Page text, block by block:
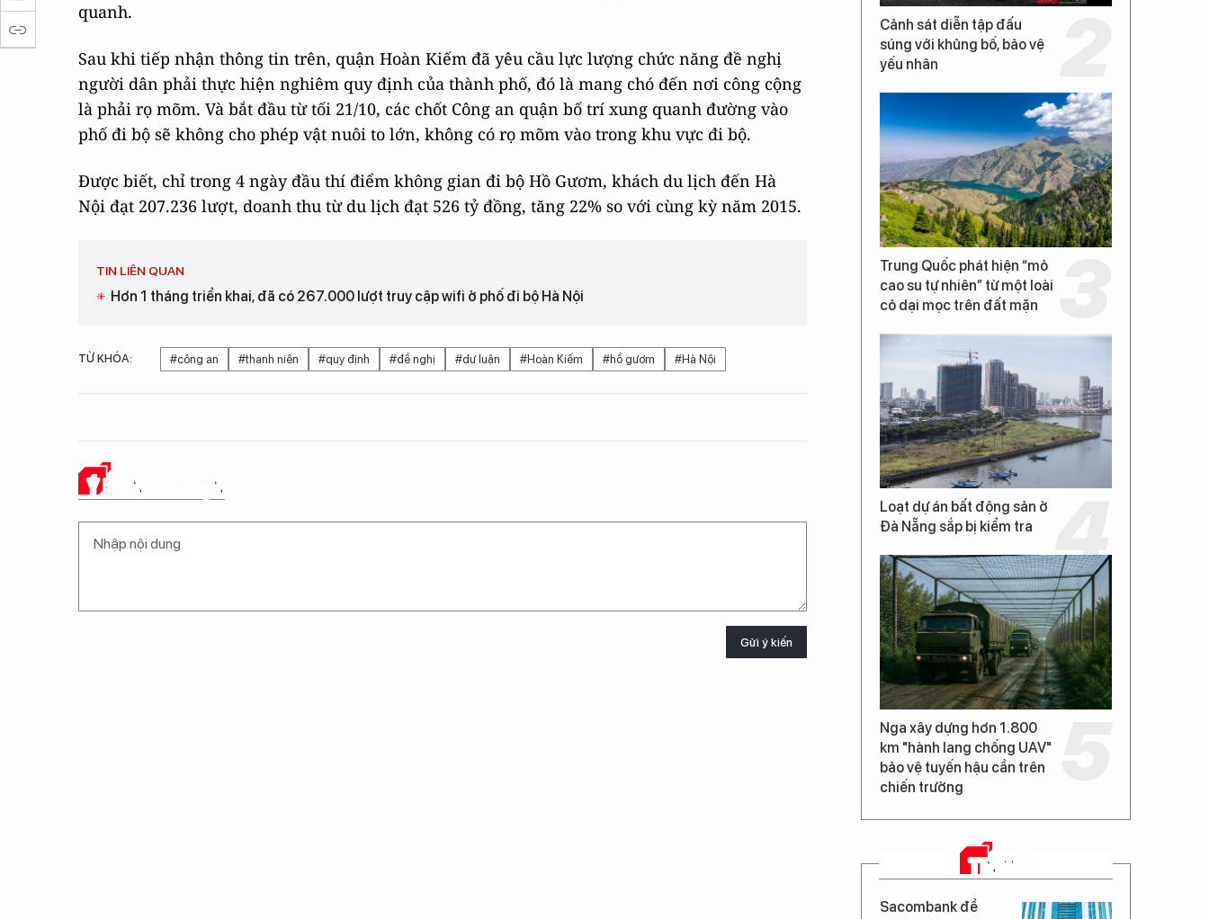
quanh.
Sau khi tiếp nhận thông tin trên, quận Hoàn Kiếm đã yêu cầu lực lượng chức năng đề nghị
người dân phải thực hiện nghiêm quy định của thành phố, đó là mang chó đến nơi công cộng
là phải rọ mõm. Và bắt đầu từ tối 21/10, các chốt Công an quận bố trí xung quanh đường vào
phố đi bộ sẽ không cho phép vật nuôi to lớn, không có rọ mõm vào trong khu vực đi bộ.
Được biết, chỉ trong 4 ngày đầu thí điểm không gian đi bộ Hồ Gươm, khách du lịch đến Hà
Nội đạt 207.236 lượt, doanh thu từ du lịch đạt 526 tỷ đồng, tăng 22% so với cùng kỳ năm 2015.
TIN LIÊN QUAN
Hơn 1 tháng triển khai, đã có 267.000 lượt truy cập wifi ở phố đi bộ Hà Nội
TỪ KHÓA: #công an #thanh niên #quy định #đề nghị #dư luận #Hoàn Kiếm #hồ gươm #Hà Nội
Ý KIẾN CỦA BẠN
Gửi ý kiến
Cảnh sát diễn tập đấu
súng với khủng bố, bảo vệ
yếu nhân
Trung Quốc phát hiện “mỏ
cao su tự nhiên” từ một loài
cỏ dại mọc trên đất mặn
Loạt dự án bất động sản ở
Đà Nẵng sắp bị kiểm tra
Nga xây dựng hơn 1.800
km "hành lang chống UAV"
bảo vệ tuyến hậu cần trên
chiến trường
TIN MỚI
Sacombank đề